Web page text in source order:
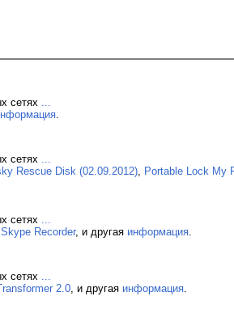
сетях
сетях
Rescue Disk (02.09.2012)
Portable Lock My
сетях
Recorder, и другая информация
сетях
2.0 , и другая информация